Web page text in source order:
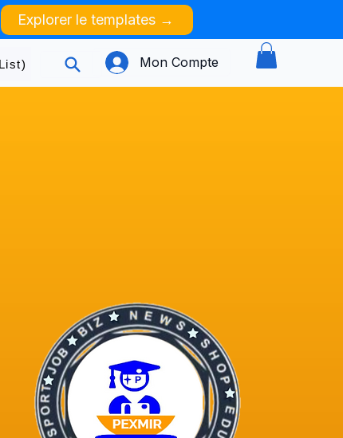
Explorer le templates →
Mon Compte